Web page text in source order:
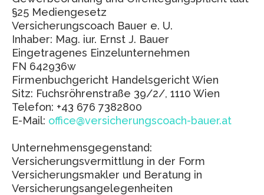
§25 Mediengesetz
Versicherungscoach Bauer e. U.
Inhaber: Mag. iur. Ernst J. Bauer
Eingetragenes Einzelunternehmen
FN 642936w
Firmenbuchgericht Handelsgericht Wien
Sitz: Fuchsröhrenstraße 39/2/, 1110 Wien
Telefon: +43 676 7382800
E-Mail: office@versicherungscoach-bauer.at
Unternehmensgegenstand:
Versicherungsvermittlung in der Form
Versicherungsmakler und Beratung in
Versicherungsangelegenheiten